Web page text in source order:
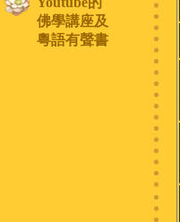
佛學講座及
粵語有聲書